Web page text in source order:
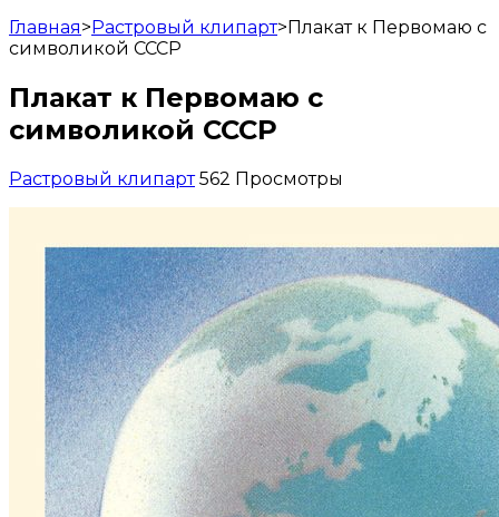
Главная>Растровый клипарт>Плакат к Первомаю с
символикой СССР
Плакат к Первомаю с
символикой СССР
Растровый клипарт 562 Просмотры